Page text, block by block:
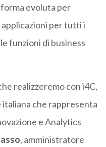
evoluta per
per tutti i
funzioni di business
realizzeremo con i4C,
italiana che rappresenta
e Analytics
, amministratore